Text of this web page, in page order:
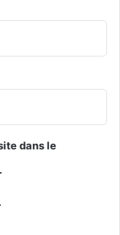
dans le